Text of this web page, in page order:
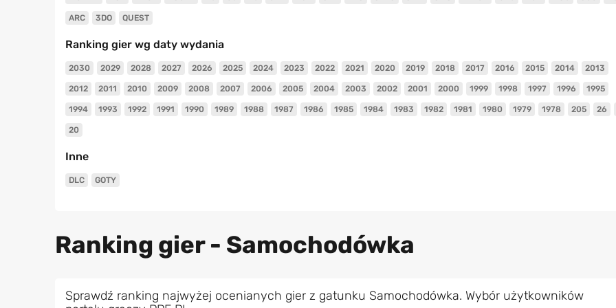
ARC 3DO QUEST
Ranking gier wg daty wydania
2030 2029 2028 2027 2026 2025 2024 2023 2022 2021 2020 2019 2018 2017 2016 2015 2014 2013
2012 2011 2010 2009 2008 2007 2006 2005 2004 2003 2002 2001 2000 1999 1998 1997 1996 1995
1994 1993 1992 1991 1990 1989 1988 1987 1986 1985 1984 1983 1982 1981 1980 1979 1978 205 26
20
Inne
DLC GOTY
Ranking gier - Samochodówka
Sprawdź ranking najwyżej ocenianych gier z gatunku Samochodówka. Wybór użytkowników